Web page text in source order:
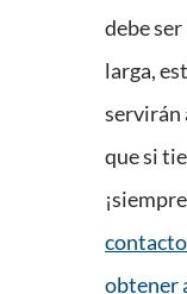
debe
larga,
servirán
que si
obtener